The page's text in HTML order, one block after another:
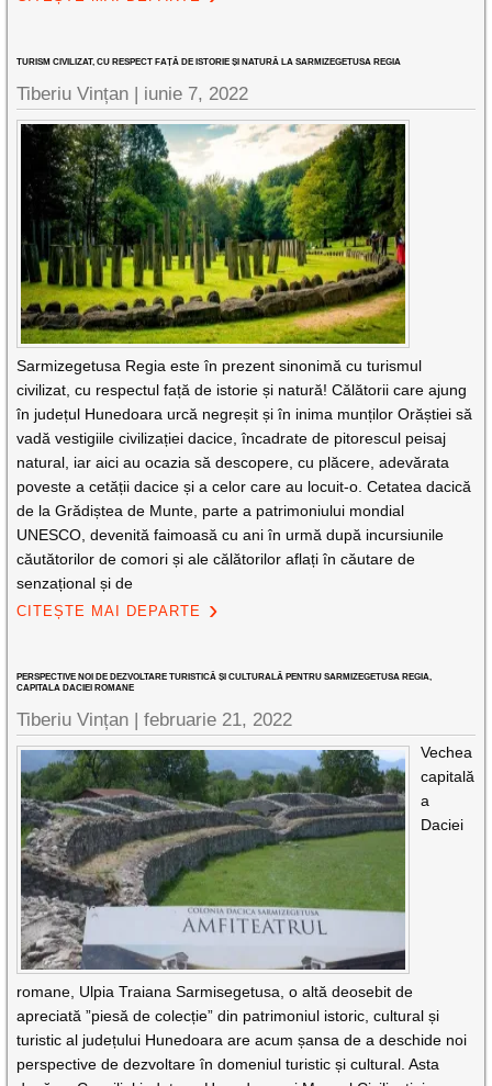
TURISM CIVILIZAT, CU RESPECT FAȚĂ DE ISTORIE ȘI NATURĂ LA SARMIZEGETUSA REGIA
Tiberiu Vințan | iunie 7, 2022
Sarmizegetusa Regia este în prezent sinonimă cu turismul
civilizat, cu respectul față de istorie și natură! Călătorii care ajung
în județul Hunedoara urcă negreșit și în inima munților Orăștiei să
vadă vestigiile civilizației dacice, încadrate de pitorescul peisaj
natural, iar aici au ocazia să descopere, cu plăcere, adevărata
poveste a cetății dacice și a celor care au locuit-o. Cetatea dacică
de la Grădiștea de Munte, parte a patrimoniului mondial
UNESCO, devenită faimoasă cu ani în urmă după incursiunile
căutătorilor de comori și ale călătorilor aflați în căutare de
senzațional și de
CITEȘTE MAI DEPARTE
PERSPECTIVE NOI DE DEZVOLTARE TURISTICĂ ȘI CULTURALĂ PENTRU SARMIZEGETUSA REGIA,
CAPITALA DACIEI ROMANE
Tiberiu Vințan |februarie 21, 2022
Vechea
capitală
a
Daciei
romane, Ulpia Traiana Sarmisegetusa, o altă deosebit de
apreciată ”piesă de colecție” din patrimoniul istoric, cultural și
turistic al județului Hunedoara are acum șansa de a deschide noi
perspective de dezvoltare în domeniul turistic și cultural. Asta